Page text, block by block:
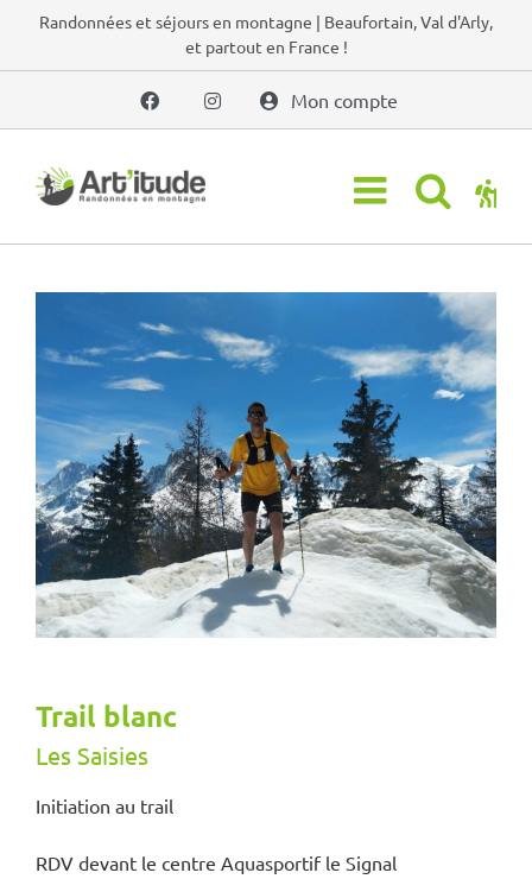
PasserRandonnées et séjours en montagne | Beaufortain, Val d'Arly,
et partout en France !
Mon compte
Trail blanc
Les Saisies
Initiation au trail
RDV devant le centre Aquasportif le Signal